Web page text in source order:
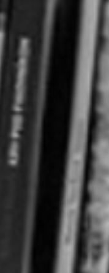
RECHERCHER ...